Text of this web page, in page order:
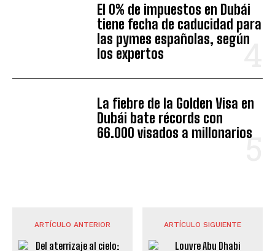
El 0% de impuestos en Dubái
tiene fecha de caducidad para
las pymes españolas, según
los expertos
La fiebre de la Golden Visa en
Dubái bate récords con
66.000 visados a millonarios
ARTÍCULO ANTERIOR ARTÍCULO SIGUIENTE